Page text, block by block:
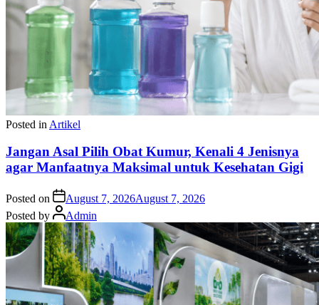
Posted in Artikel
Jangan Asal Pilih Obat Kumur, Kenali 4 Jenisnya
agar Manfaatnya Maksimal untuk Kesehatan Gigi
Posted on August 7, 2026August 7, 2026
Posted by
Admin